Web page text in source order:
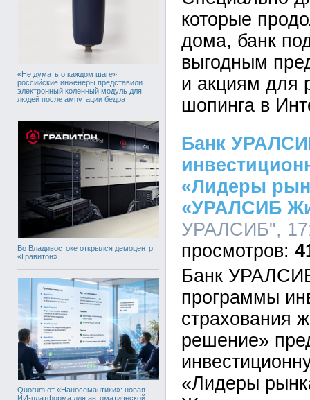
«Не думать о каждом шаге»:
российские инженеры представили
электронный коленный модуль для
людей после ампутации бедра
Во Владивостоке открылся демоцентр
«Гравитон»
Quorum от «Наносемантики»: новая
ИИ-платформа для автоматической
которые
дома, банк
выгодным
и акциям для
шопинга в
Банк
«Лидеры
«УРАЛСИБ
УРАЛСИБ",
Банк
программы
страхования
решение»
«Лидеры